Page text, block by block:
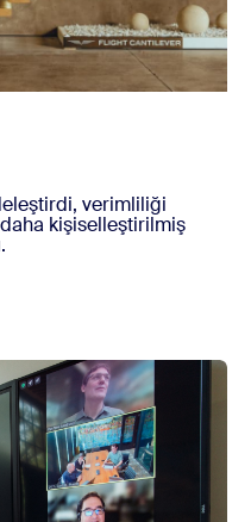
verimliliği
daha kişiselleştirilmiş